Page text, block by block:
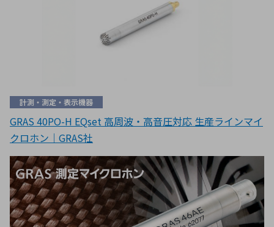
計測・測定・表示機器
GRAS 40PO-H EQset 高周波・高音圧対応 生産ラインマイ
クロホン｜GRAS社